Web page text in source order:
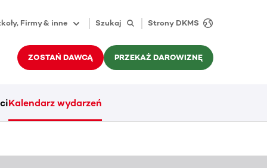
Firmy & inne Szukaj Strony DKMS
ZOSTAŃ DAWCĄ PRZEKAŻ DAROWIZNĘ
Kalendarz wydarzeń